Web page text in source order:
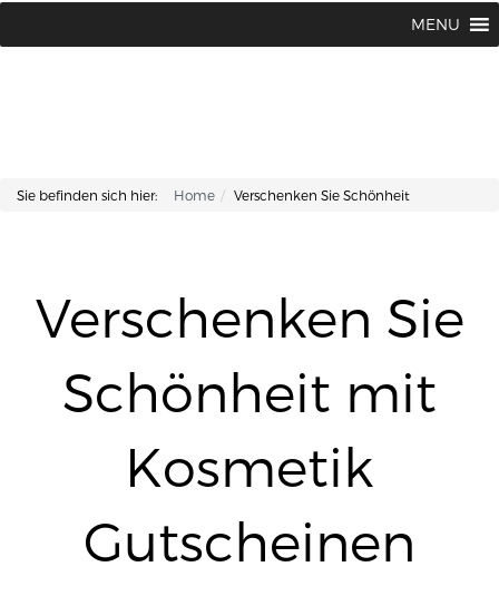
MENU
Sie befinden sich hier: Home Verschenken Sie Schönheit
Verschenken Sie
Schönheit mit
Kosmetik
Gutscheinen